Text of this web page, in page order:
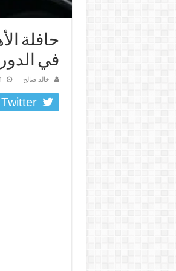
حافلة
في
خالد صالح
Twitter